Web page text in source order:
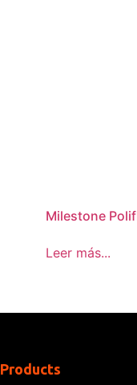
Milestone
Leer más...
Products